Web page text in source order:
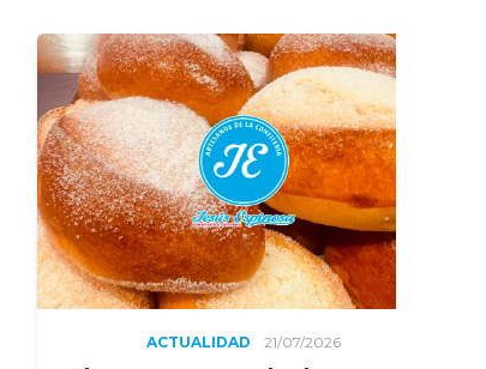
ACTUALIDAD